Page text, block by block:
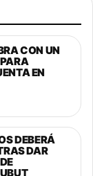
CON UN
EN
DEBERÁ
DAR